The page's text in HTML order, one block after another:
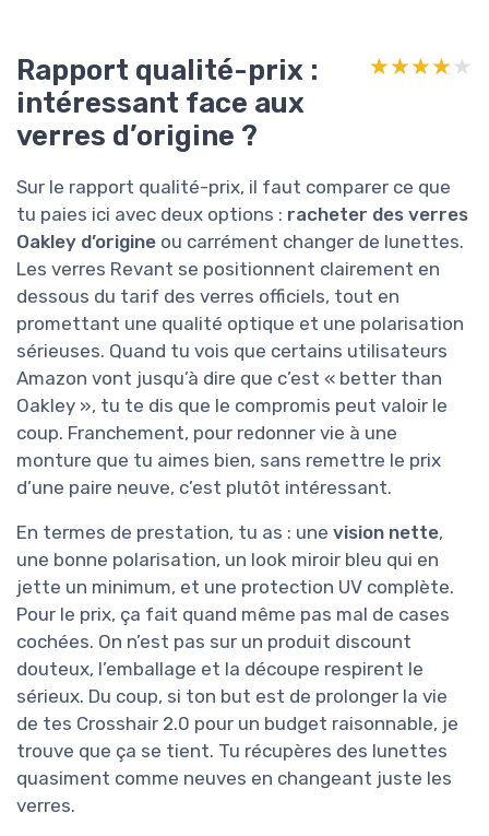
Rapport qualité-prix :
intéressant face aux
verres d’origine ?
★★★★★
★★★★★
Sur le rapport qualité-prix, il faut comparer ce que
tu paies ici avec deux options : racheter des verres
Oakley d’origine ou carrément changer de lunettes.
Les verres Revant se positionnent clairement en
dessous du tarif des verres officiels, tout en
promettant une qualité optique et une polarisation
sérieuses. Quand tu vois que certains utilisateurs
Amazon vont jusqu’à dire que c’est « better than
Oakley », tu te dis que le compromis peut valoir le
coup. Franchement, pour redonner vie à une
monture que tu aimes bien, sans remettre le prix
d’une paire neuve, c’est plutôt intéressant.
En termes de prestation, tu as : une vision nette,
une bonne polarisation, un look miroir bleu qui en
jette un minimum, et une protection UV complète.
Pour le prix, ça fait quand même pas mal de cases
cochées. On n’est pas sur un produit discount
douteux, l’emballage et la découpe respirent le
sérieux. Du coup, si ton but est de prolonger la vie
de tes Crosshair 2.0 pour un budget raisonnable, je
trouve que ça se tient. Tu récupères des lunettes
quasiment comme neuves en changeant juste les
verres.